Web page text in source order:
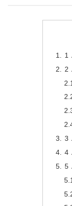
1
2
3
4
5